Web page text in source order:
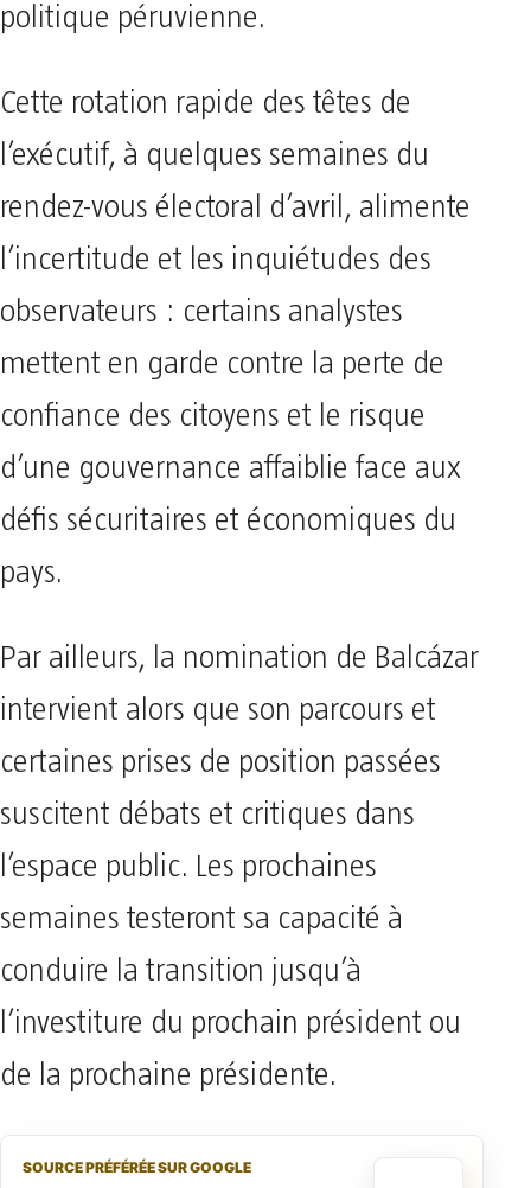
politique péruvienne.
Cette rotation rapide des têtes de
l’exécutif, à quelques semaines du
rendez-vous électoral d’avril, alimente
l’incertitude et les inquiétudes des
observateurs : certains analystes
mettent en garde contre la perte de
confiance des citoyens et le risque
d’une gouvernance affaiblie face aux
défis sécuritaires et économiques du
pays.
Par ailleurs, la nomination de Balcázar
intervient alors que son parcours et
certaines prises de position passées
suscitent débats et critiques dans
l’espace public. Les prochaines
semaines testeront sa capacité à
conduire la transition jusqu’à
l’investiture du prochain président ou
de la prochaine présidente.
SOURCE PRÉFÉRÉE SUR GOOGLE